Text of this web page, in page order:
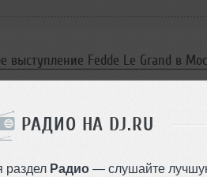
РАДИО НА DJ.RU
раздел Радио — слушайте
выступление Fedde Le Grand в